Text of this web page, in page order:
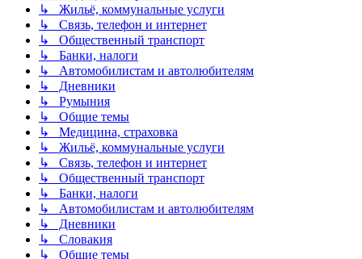
↳ Жильё, коммунальные услуги
↳ Связь, телефон и интернет
↳ Общественный транспорт
↳ Банки, налоги
↳ Автомобилистам и автолюбителям
↳ Дневники
↳ Румыния
↳ Общие темы
↳ Медицина, страховка
↳ Жильё, коммунальные услуги
↳ Связь, телефон и интернет
↳ Общественный транспорт
↳ Банки, налоги
↳ Автомобилистам и автолюбителям
↳ Дневники
↳ Словакия
↳ Общие темы